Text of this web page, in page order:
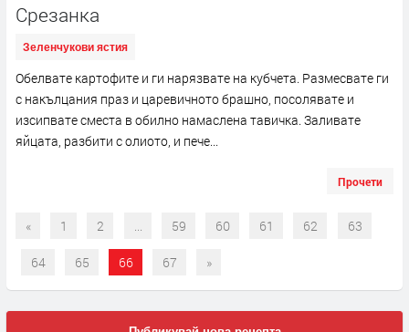
Срезанка
Зеленчукови ястия
Обелвате картофите и ги нарязвате на кубчета. Размесвате ги
с накълцания праз и царевичното брашно, посолявате и
изсипвате сместа в обилно намаслена тавичка. Заливате
яйцата, разбити с олиото, и пече...
Прочети
« 1 2 ... 59 60 61 62 63
64 65 66 67 »